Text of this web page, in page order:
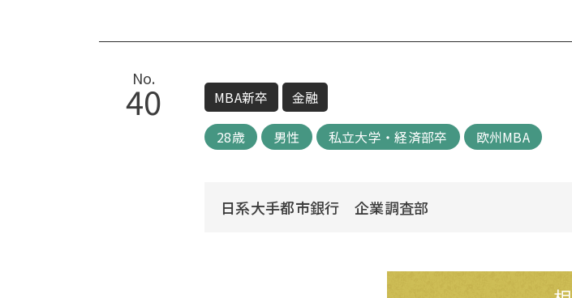
No.
40 MBA新卒 金融
28歳 男性 私立大学・経済部卒 欧州MBA
日系大手都市銀行 企業調査部